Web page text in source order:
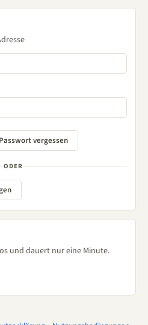
ODER
und dauert nur eine Minute.